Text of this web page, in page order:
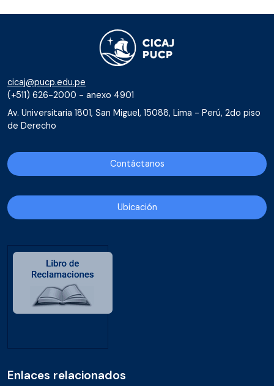
cicaj@pucp.edu.pe
(+511) 626-2000 - anexo 4901
Av. Universitaria 1801, San Miguel, 15088, Lima - Perú, 2do piso
de Derecho
Contáctanos
Ubicación
Enlaces relacionados